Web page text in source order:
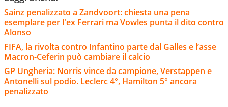
Sainz penalizzato a Zandvoort: chiesta una pena
esemplare per l'ex Ferrari ma Vowles punta il dito contro
Alonso
FIFA, la rivolta contro Infantino parte dal Galles e l’asse
Macron-Ceferin può cambiare il calcio
GP Ungheria: Norris vince da campione, Verstappen e
Antonelli sul podio. Leclerc 4°, Hamilton 5° ancora
penalizzato